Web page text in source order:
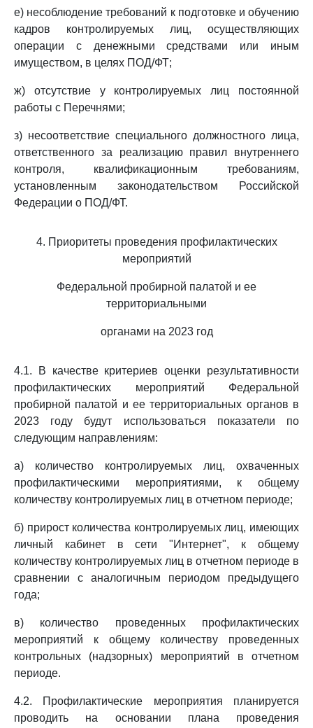
е) несоблюдение требований к подготовке и обучению
кадров контролируемых лиц, осуществляющих
операции с денежными средствами или иным
имуществом, в целях ПОД/ФТ;
ж) отсутствие у контролируемых лиц постоянной
работы с Перечнями;
з) несоответствие специального должностного лица,
ответственного за реализацию правил внутреннего
контроля, квалификационным требованиям,
установленным законодательством Российской
Федерации о ПОД/ФТ.
4. Приоритеты проведения профилактических
мероприятий
Федеральной пробирной палатой и ее
территориальными
органами на 2023 год
4.1. В качестве критериев оценки результативности
профилактических мероприятий Федеральной
пробирной палатой и ее территориальных органов в
2023 году будут использоваться показатели по
следующим направлениям:
а) количество контролируемых лиц, охваченных
профилактическими мероприятиями, к общему
количеству контролируемых лиц в отчетном периоде;
б) прирост количества контролируемых лиц, имеющих
личный кабинет в сети "Интернет", к общему
количеству контролируемых лиц в отчетном периоде в
сравнении с аналогичным периодом предыдущего
года;
в) количество проведенных профилактических
мероприятий к общему количеству проведенных
контрольных (надзорных) мероприятий в отчетном
периоде.
4.2. Профилактические мероприятия планируется
проводить на основании плана проведения